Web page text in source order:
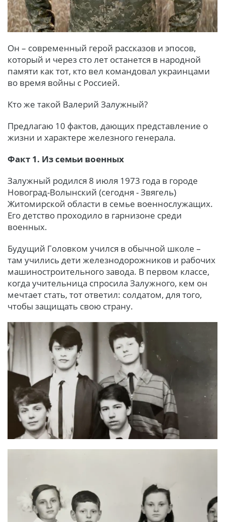
Он – современный герой рассказов и эпосов,
который и через сто лет останется в народной
памяти как тот, кто вел командовал украинцами
во время войны с Россией.
Кто же такой Валерий Залужный?
Предлагаю 10 фактов, дающих представление о
жизни и характере железного генерала.
Факт 1. Из семьи военных
Залужный родился 8 июля 1973 года в городе
Новоград-Волынский (сегодня - Звягель)
Житомирской области в семье военнослужащих.
Его детство проходило в гарнизоне среди
военных.
Будущий Головком учился в обычной школе –
там учились дети железнодорожников и рабочих
машиностроительного завода. В первом классе,
когда учительница спросила Залужного, кем он
мечтает стать, тот ответил: солдатом, для того,
чтобы защищать свою страну.